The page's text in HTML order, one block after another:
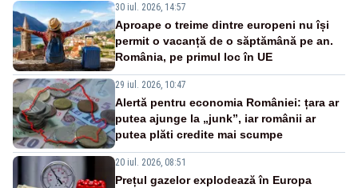
30 iul. 2026, 14:57
Aproape o treime dintre europeni nu își
permit o vacanță de o săptămână pe an.
România, pe primul loc în UE
29 iul. 2026, 10:47
Alertă pentru economia României: țara ar
putea ajunge la „junk”, iar românii ar
putea plăti credite mai scumpe
20 iul. 2026, 08:51
Prețul gazelor explodează în Europa